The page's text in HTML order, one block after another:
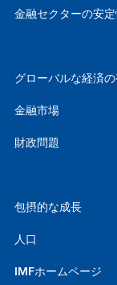
金融セクターの安
グローバルな経済
金融市場
財政問題
包摂的な成長
人口
IMFホームページ